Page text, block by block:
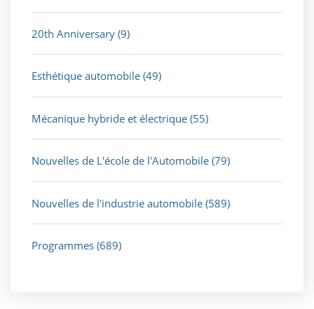
20th Anniversary (9)
Esthétique automobile (49)
Mécanique hybride et électrique (55)
Nouvelles de L'école de l'Automobile (79)
Nouvelles de l'industrie automobile (589)
Programmes (689)